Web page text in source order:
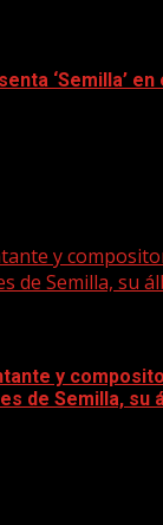
‘Semilla’ en
y
de Semilla, su
y
de Semilla, su